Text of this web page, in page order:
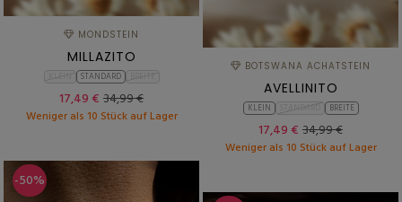
MONDSTEIN
MILLAZITO
STANDARD
17,49 € 34,99 €
Weniger als 10 Stück auf Lager
BOTSWANA ACHATSTEIN
AVELLINITO
KLEIN BREITE
17,49 € 34,99 €
Weniger als 10 Stück auf Lager
-50%